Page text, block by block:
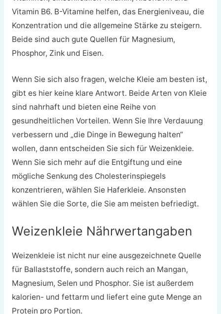
Vitamin B6. B-Vitamine helfen, das Energieniveau, die
Konzentration und die allgemeine Stärke zu steigern.
Beide sind auch gute Quellen für Magnesium,
Phosphor, Zink und Eisen.
Wenn Sie sich also fragen, welche Kleie am besten ist,
gibt es hier keine klare Antwort. Beide Arten von Kleie
sind nahrhaft und bieten eine Reihe von
gesundheitlichen Vorteilen. Wenn Sie Ihre Verdauung
verbessern und „die Dinge in Bewegung halten“
wollen, dann entscheiden Sie sich für Weizenkleie.
Wenn Sie sich mehr auf die Entgiftung und eine
mögliche Senkung des Cholesterinspiegels
konzentrieren, wählen Sie Haferkleie. Ansonsten
wählen Sie die Sorte, die Sie am meisten befriedigt.
Weizenkleie Nährwertangaben
Weizenkleie ist nicht nur eine ausgezeichnete Quelle
für Ballaststoffe, sondern auch reich an Mangan,
Magnesium, Selen und Phosphor. Sie ist außerdem
kalorien- und fettarm und liefert eine gute Menge an
Protein pro Portion.